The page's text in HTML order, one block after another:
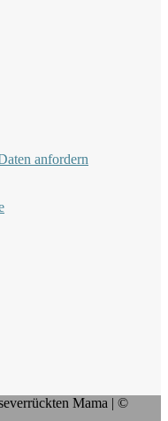
anfordern
Mama | ©